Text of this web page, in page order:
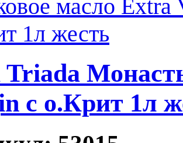
Triada
с о.Крит 1л